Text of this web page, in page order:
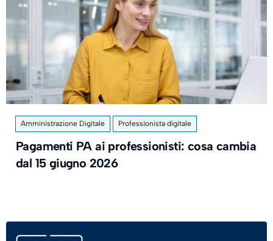
Amministrazione Digitale Professionista digitale
Pagamenti PA ai professionisti: cosa cambia
dal 15 giugno 2026